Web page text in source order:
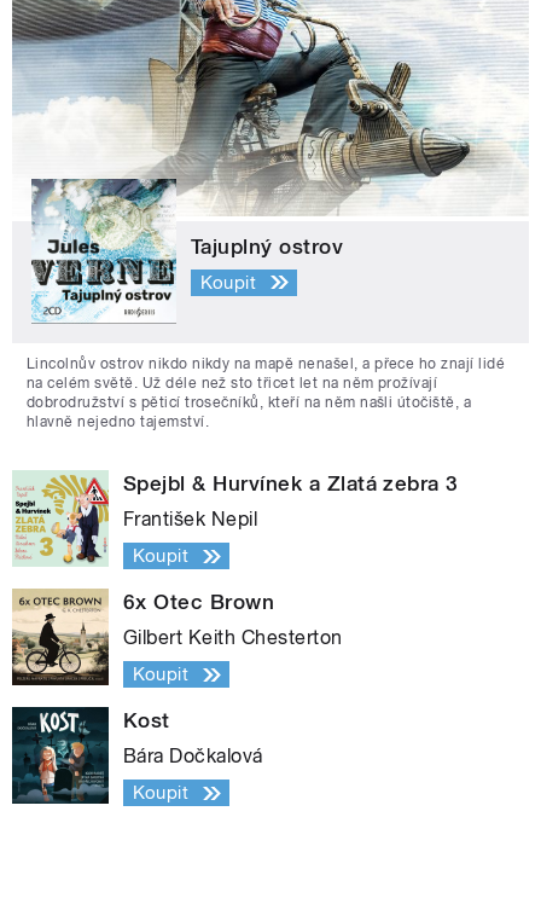
Tajuplný ostrov
Koupit
Lincolnův ostrov nikdo nikdy na mapě nenašel, a přece ho znají lidé
na celém světě. Už déle než sto třicet let na něm prožívají
dobrodružství s pěticí trosečníků, kteří na něm našli útočiště, a
hlavně nejedno tajemství.
Spejbl & Hurvínek a Zlatá zebra 3
František Nepil
Koupit
6x Otec Brown
Gilbert Keith Chesterton
Koupit
Kost
Bára Dočkalová
Koupit